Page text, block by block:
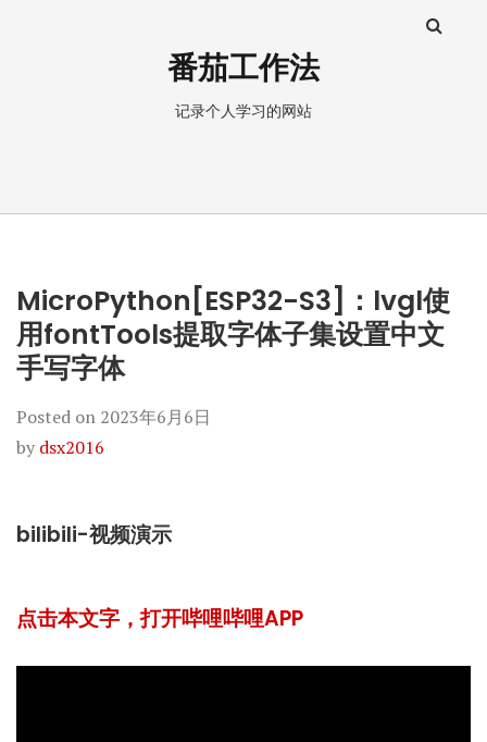
番茄工作法
记录个人学习的网站
MicroPython[ESP32-S3]：lvgl使
用fontTools提取字体子集设置中文
手写字体
Posted on 2023年6月6日
by dsx2016
bilibili-视频演示
点击本文字，打开哔哩哔哩APP